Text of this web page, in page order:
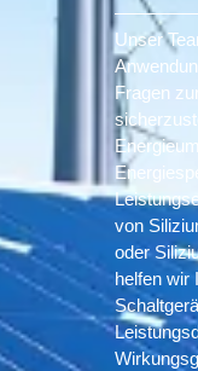
Unser
Fragen
von
oder
helfen wir